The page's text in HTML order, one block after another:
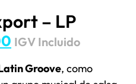
– LP
IGV Incluido
Groove, como